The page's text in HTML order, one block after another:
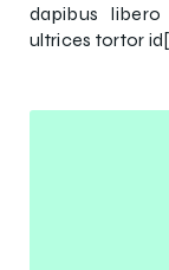
dapibus
ultrices tortor